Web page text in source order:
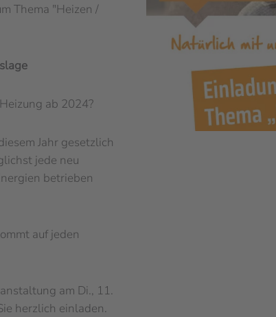
Thema "Heizen /
ab 2024?
Jahr gesetzlich
jede neu
betrieben
auf jeden
am Di., 11.
herzlich einladen.